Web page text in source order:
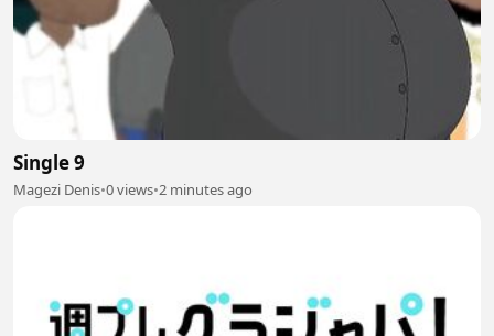
Single 9
Magezi Denis•0 views•2 minutes ago